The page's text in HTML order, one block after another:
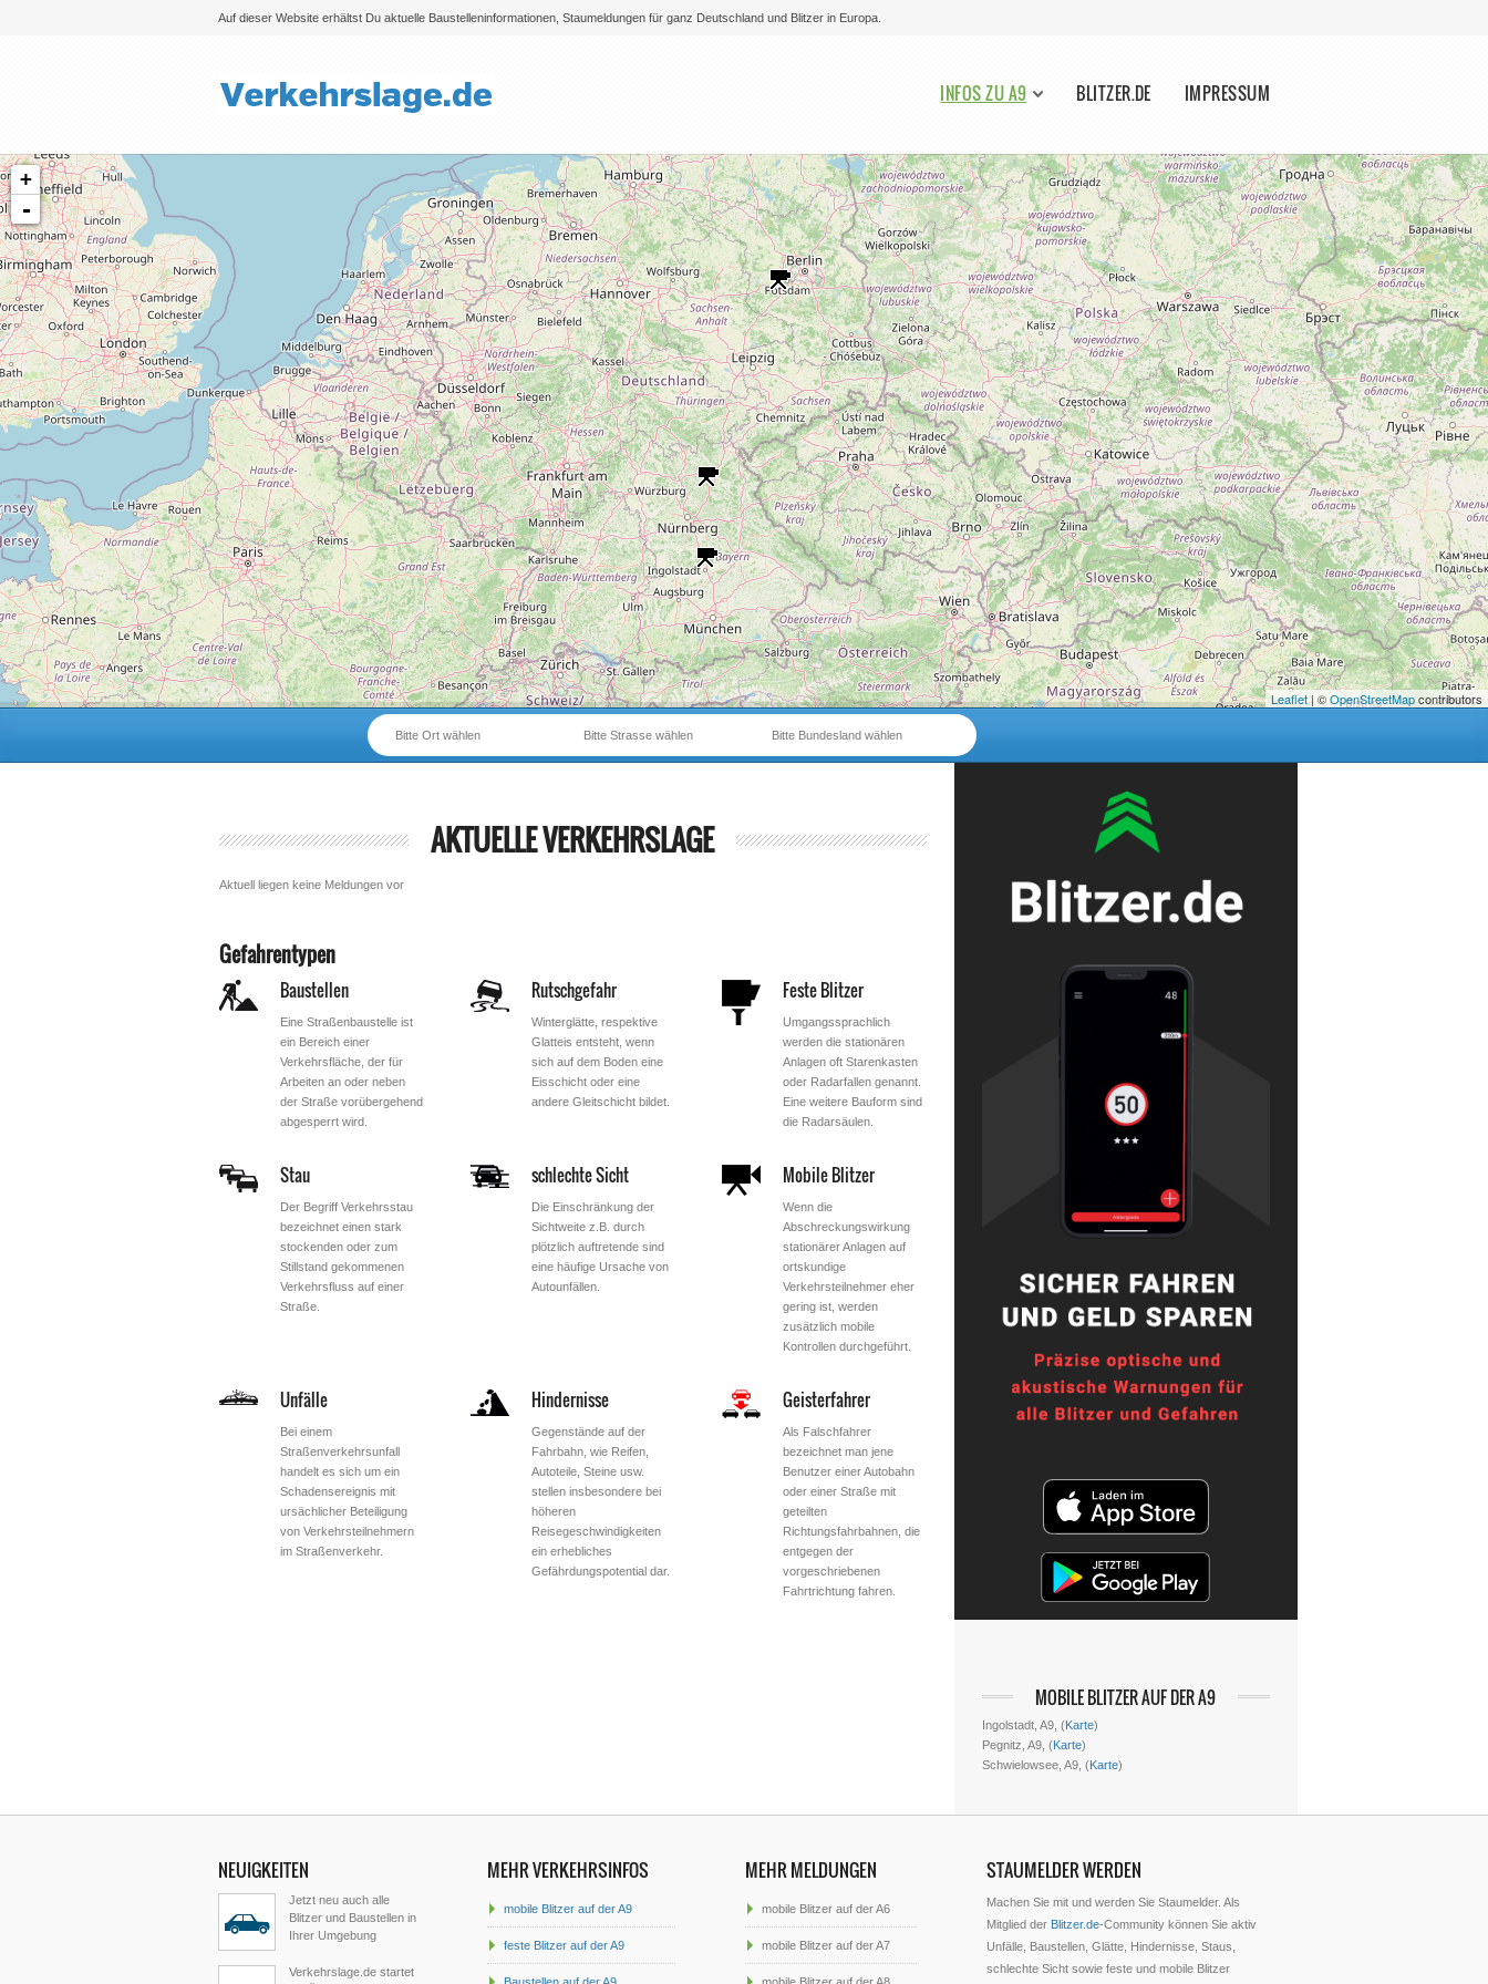
Auf dieser Website erhältst Du aktuelle Baustelleninformationen, Staumeldungen für ganz Deutschland und Blitzer in Europa.
Bitte auswählen
INFOS ZU A9 BLITZER.DE IMPRESSUM
+
-
Leaflet| ©OpenStreetMapcontributors
Bitte Bundesland wählen
Bitte Strasse wählen
Bitte Ort wählen
AKTUELLE VERKEHRSLAGE
Aktuell liegen keine Meldungen vor
Gefahrentypen
Baustellen
Eine Straßenbaustelle ist
ein Bereich einer
Verkehrsfläche, der für
Arbeiten an oder neben
der Straße vorübergehend
abgesperrt wird.
Rutschgefahr
Winterglätte, respektive
Glatteis entsteht, wenn
sich auf dem Boden eine
Eisschicht oder eine
andere Gleitschicht bildet.
Feste Blitzer
Umgangssprachlich
werden die stationären
Anlagen oft Starenkasten
oder Radarfallen genannt.
Eine weitere Bauform sind
die Radarsäulen.
Stau
Der Begriff Verkehrsstau
bezeichnet einen stark
stockenden oder zum
Stillstand gekommenen
Verkehrsfluss auf einer
Straße.
schlechte Sicht
Die Einschränkung der
Sichtweite z.B. durch
plötzlich auftretende sind
eine häufige Ursache von
Autounfällen.
Mobile Blitzer
Wenn die
Abschreckungswirkung
stationärer Anlagen auf
ortskundige
Verkehrsteilnehmer eher
gering ist, werden
zusätzlich mobile
Kontrollen durchgeführt.
Unfälle
Bei einem
Straßenverkehrsunfall
handelt es sich um ein
Schadensereignis mit
ursächlicher Beteiligung
von Verkehrsteilnehmern
im Straßenverkehr.
Hindernisse
Gegenstände auf der
Fahrbahn, wie Reifen,
Autoteile, Steine usw.
stellen insbesondere bei
höheren
Reisegeschwindigkeiten
ein erhebliches
Gefährdungspotential dar.
Geisterfahrer
Als Falschfahrer
bezeichnet man jene
Benutzer einer Autobahn
oder einer Straße mit
geteilten
Richtungsfahrbahnen, die
entgegen der
vorgeschriebenen
Fahrtrichtung fahren.
MOBILE BLITZER AUF DER A9
Ingolstadt, A9, (Karte)
Pegnitz, A9, (Karte)
Schwielowsee, A9, (Karte)
NEUIGKEITEN
Jetzt neu auch alle
Blitzer und Baustellen in
Ihrer Umgebung
Verkehrslage.de startet
MEHR VERKEHRSINFOS
mobile Blitzer auf der A9
feste Blitzer auf der A9
MEHR MELDUNGEN
mobile Blitzer auf der A6
mobile Blitzer auf der A7
STAUMELDER WERDEN
Machen Sie mit und werden Sie Staumelder. Als
Mitglied der Blitzer.de-Community können Sie aktiv
Unfälle, Baustellen, Glätte, Hindernisse, Staus,
schlechte Sicht sowie feste und mobile Blitzer